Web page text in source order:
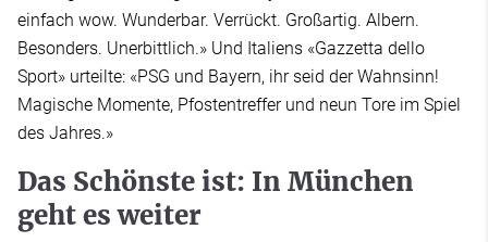
einfach wow. Wunderbar. Verrückt. Großartig. Albern.
Besonders. Unerbittlich.» Und Italiens «Gazzetta dello
Sport» urteilte: «PSG und Bayern, ihr seid der Wahnsinn!
Magische Momente, Pfostentreffer und neun Tore im Spiel
des Jahres.»
Das Schönste ist: In München
geht es weiter